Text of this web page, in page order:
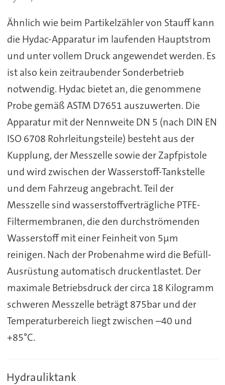
Ähnlich wie beim Partikelzähler von Stauff kann
die Hydac-Apparatur im laufenden Hauptstrom
und unter vollem Druck angewendet werden. Es
ist also kein zeitraubender Sonderbetrieb
notwendig. Hydac bietet an, die genommene
Probe gemäß ASTM D7651 auszuwerten. Die
Apparatur mit der Nennweite DN 5 (nach DIN EN
ISO 6708 Rohrleitungsteile) besteht aus der
Kupplung, der Messzelle sowie der Zapfpistole
und wird zwischen der Wasserstoff-Tankstelle
und dem Fahrzeug angebracht. Teil der
Messzelle sind wasserstoffverträgliche PTFE-
Filtermembranen, die den durchströmenden
Wasserstoff mit einer Feinheit von 5µm
reinigen. Nach der Probenahme wird die Befüll-
Ausrüstung automatisch druckentlastet. Der
maximale Betriebsdruck der circa 18 Kilogramm
schweren Messzelle beträgt 875bar und der
Temperaturbereich liegt zwischen –40 und
+85°C.
Hydrauliktank